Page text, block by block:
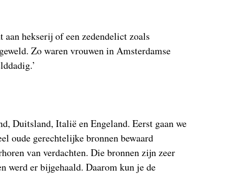
hekserij of een zedendelict zoals
Zo waren vrouwen in Amsterdamse
Duitsland, Italië en Engeland. Eerst gaan we
oude gerechtelijke bronnen bewaard
van verdachten. Die bronnen zijn zeer
werd er bijgehaald. Daarom kun je de